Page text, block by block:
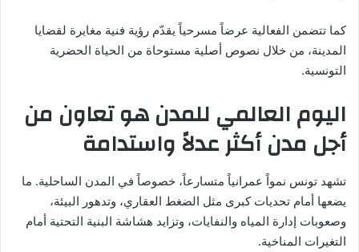
كما تتضمن الفعالية عرضاً مسرحياً يقدّم رؤية فنية مغايرة لقضايا
المدينة، من خلال نصوص أصلية مستوحاة من الحياة الحضرية
التونسية.
اليوم العالمي للمدن هو تعاون من
أجل مدن أكثر عدلاً واستدامة
تشهد تونس نمواً عمرانياً متسارعاً، خصوصاً في المدن الساحلية. ما
يضعها أمام تحديات كبرى مثل الضغط العقاري، وتدهور البيئة،
وصعوبات إدارة المياه والنفايات، وتزايد هشاشة البنية التحتية أمام
التغيرات المناخية.